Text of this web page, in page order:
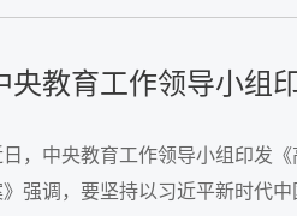
央教育工作领导小组
日，中央教育工作领导小组印发
》强调，要坚持以习近平新时代